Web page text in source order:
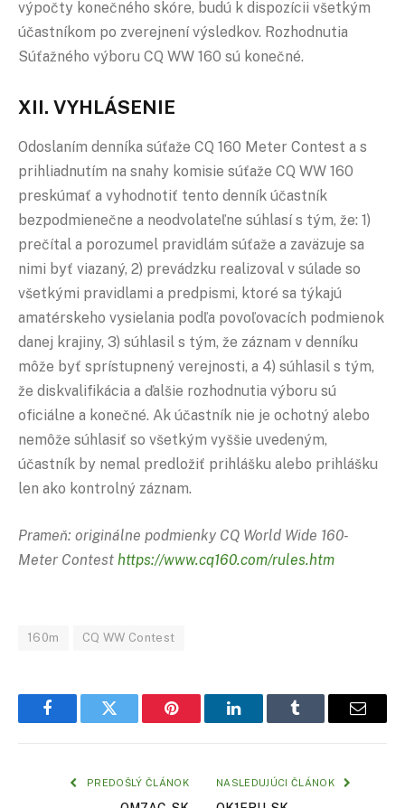
výpočty konečného skóre, budú k dispozícii všetkým
účastníkom po zverejnení výsledkov. Rozhodnutia
Súťažného výboru CQ WW 160 sú konečné.
XII. VYHLÁSENIE
Odoslaním denníka súťaže CQ 160 Meter Contest a s
prihliadnutím na snahy komisie súťaže CQ WW 160
preskúmať a vyhodnotiť tento denník účastník
bezpodmienečne a neodvolateľne súhlasí s tým, že: 1)
prečítal a porozumel pravidlám súťaže a zaväzuje sa
nimi byť viazaný, 2) prevádzku realizoval v súlade so
všetkými pravidlami a predpismi, ktoré sa týkajú
amatérskeho vysielania podľa povoľovacích podmienok
danej krajiny, 3) súhlasil s tým, že záznam v denníku
môže byť sprístupnený verejnosti, a 4) súhlasil s tým,
že diskvalifikácia a ďalšie rozhodnutia výboru sú
oficiálne a konečné. Ak účastník nie je ochotný alebo
nemôže súhlasiť so všetkým vyššie uvedeným,
účastník by nemal predložiť prihlášku alebo prihlášku
len ako kontrolný záznam.
Prameň: originálne podmienky CQ World Wide 160-
Meter Contest https://www.cq160.com/rules.htm
160m CQ WW Contest
FacebookTwitter Pinterest LinkedInTumblr Email
PREDOŠLÝ ČLÁNOK NASLEDUJÚCI ČLÁNOK